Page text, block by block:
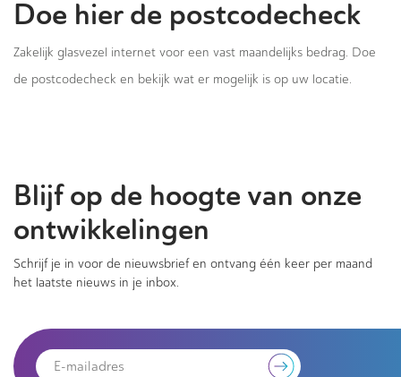
Doe hier de postcodecheck
Zakelijk glasvezel internet voor een vast maandelijks bedrag. Doe
de postcodecheck en bekijk wat er mogelijk is op uw locatie.
Blijf op de hoogte van onze
ontwikkelingen
Schrijf je in voor de nieuwsbrief en ontvang één keer per maand
het laatste nieuws in je inbox.